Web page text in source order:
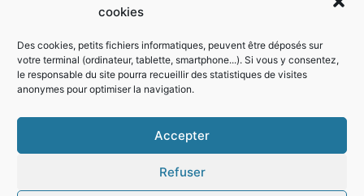
cookies
Des cookies, petits fichiers informatiques, peuvent être déposés sur
votre terminal (ordinateur, tablette, smartphone...). Si vous y consentez,
le responsable du site pourra recueillir des statistiques de visites
anonymes pour optimiser la navigation.
Accepter
Refuser
Horaires d'ouverture de la mairie